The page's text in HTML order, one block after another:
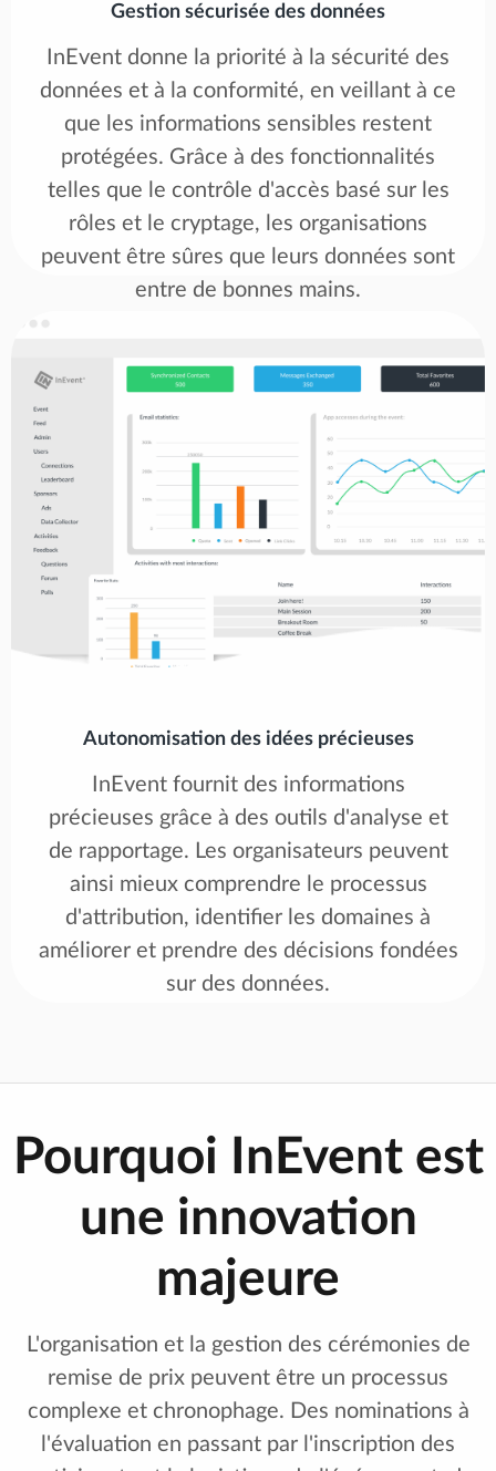
Gestion sécurisée des données
InEvent donne la priorité à la sécurité des
données et à la conformité, en veillant à ce
que les informations sensibles restent
protégées. Grâce à des fonctionnalités
telles que le contrôle d'accès basé sur les
rôles et le cryptage, les organisations
peuvent être sûres que leurs données sont
entre de bonnes mains.
Autonomisation des idées précieuses
InEvent fournit des informations
précieuses grâce à des outils d'analyse et
de rapportage. Les organisateurs peuvent
ainsi mieux comprendre le processus
d'attribution, identifier les domaines à
améliorer et prendre des décisions fondées
sur des données.
Pourquoi InEvent est
une innovation
majeure
L'organisation et la gestion des cérémonies de
remise de prix peuvent être un processus
complexe et chronophage. Des nominations à
l'évaluation en passant par l'inscription des